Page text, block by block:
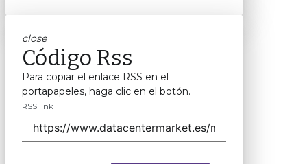
close
Código Rss
Para copiar el enlace RSS en el
portapapeles, haga clic en el botón.
RSS link